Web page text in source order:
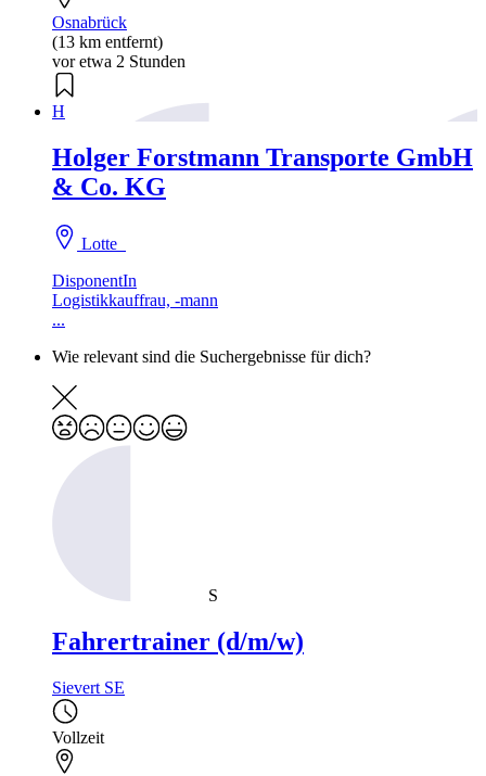
Osnabrück
(13 km entfernt)
vor etwa 2 Stunden
H
Holger Forstmann Transporte GmbH
& Co. KG
Lotte
DisponentIn
Logistikkauffrau, -mann
...
Wie relevant sind die Suchergebnisse für dich?
S
Fahrertrainer (d/m/w)
Sievert SE
Vollzeit